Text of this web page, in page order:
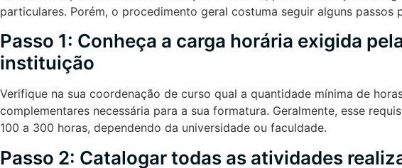
particulares. Porém, o procedimento geral costuma seguir alguns passos
Passo 1: Conheça a carga horária exigida
instituição
Verifique na sua coordenação de curso qual a quantidade mínima de
complementares necessária para a sua formatura. Geralmente, esse
100 a 300 horas, dependendo da universidade ou faculdade.
Passo 2: Catalogar todas as atividades